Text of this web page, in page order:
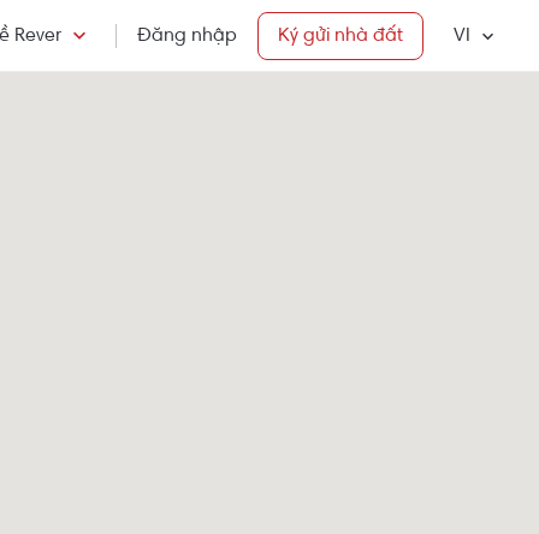
Rever Đăng nhập Ký gửi nhà đất VI